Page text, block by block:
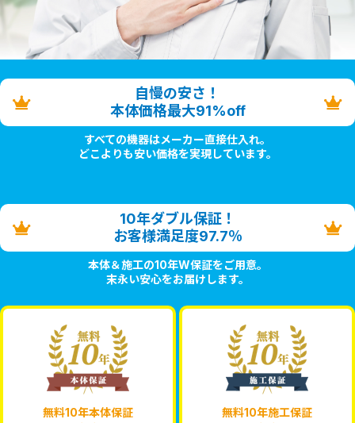
自慢の安さ！
本体価格最大91%off
すべての機器はメーカー直接仕入れ。
どこよりも安い価格を実現しています。
10年ダブル保証！
お客様満足度97.7％
本体＆施工の10年W保証をご用意。
末永い安心をお届けします。
無料10年本体保証 無料10年施工保証